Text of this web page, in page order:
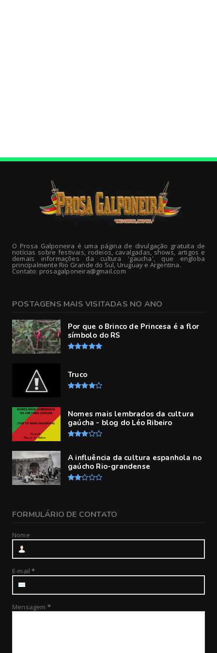
O Prosa Galponeira é uma página de divulgação gratuita de
notícias sobre festivais, rodeios, cavalgadas, shows, artigos e
demais informações da cultura 'gaucha', que engloba
principalmente Rio Grande do Sul, Uruguay e Argentina.
Contato: prosagalponeira@gmail.com
POSTAGENS MAIS VISITADAS NO ANO
Por que o Brinco de Princesa é a flor
símbolo do RS
Truco
Nomes mais lembrados da cultura
gaúcha - blog do Léo Ribeiro
A influência da cultura espanhola no
gaúcho Rio-grandense
FORMULÁRIO DE CONTATO
Nome
E-mail*
Mensagem *